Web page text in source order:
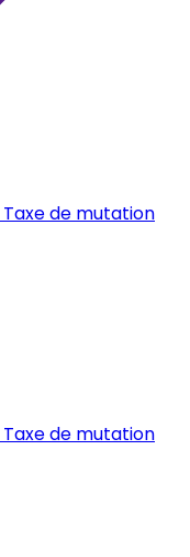
Taxe de mutation
Taxe de mutation